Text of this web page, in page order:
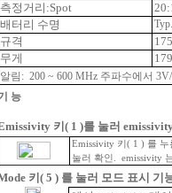
측정거리 :Spot
배터리 수명
규격
무게
알림 : 200 ~ 600 MHz 주파수에서
능
키 ( 1 )를 눌러
Emissivity 키 ( 1 ) 를 누
눌러 확인 emissivity
키( 5 ) 를 눌러 모드 표시 기